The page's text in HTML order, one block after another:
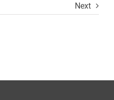
Next